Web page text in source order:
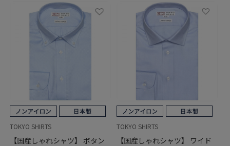
TOKYO SHIRTS
【国産しゃれシャツ】 ボタン
TOKYO SHIRTS
【国産しゃれシャツ】 ワイド